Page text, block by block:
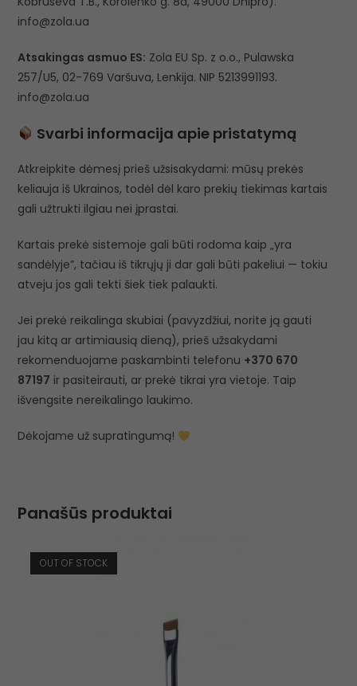
info@zola.ua
Atsakingas asmuo ES: Zola EU Sp. z o.o., Pulawska
257/U5, 02-769 Varšuva, Lenkija. NIP 5213991193.
info@zola.ua
Svarbi informacija apie pristatymą
Atkreipkite dėmesį prieš užsisakydami: mūsų prekės
keliauja iš Ukrainos, todėl dėl karo prekių tiekimas kartais
gali užtrukti ilgiau nei įprastai.
Kartais prekė sistemoje gali būti rodoma kaip „yra
sandėlyje”, tačiau iš tikrųjų ji dar gali būti pakeliui — tokiu
atveju jos gali tekti šiek tiek palaukti.
Jei prekė reikalinga skubiai (pavyzdžiui, norite ją gauti
jau kitą ar artimiausią dieną), prieš užsakydami
rekomenduojame paskambinti telefonu +370 670
87197 ir pasiteirauti, ar prekė tikrai yra vietoje. Taip
išvengsite nereikalingo laukimo.
Dėkojame už supratingumą!
Panašūs produktai
OUT OF STOCK